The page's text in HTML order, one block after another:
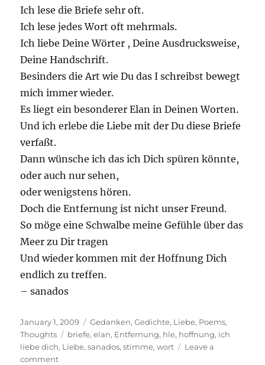
Ich lese die Briefe sehr oft.
Ich lese jedes Wort oft mehrmals.
Ich liebe Deine Wörter , Deine Ausdrucksweise,
Deine Handschrift.
Besinders die Art wie Du das I schreibst bewegt
mich immer wieder.
Es liegt ein besonderer Elan in Deinen Worten.
Und ich erlebe die Liebe mit der Du diese Briefe
verfaßt.
Dann wünsche ich das ich Dich spüren könnte,
oder auch nur sehen,
oder wenigstens hören.
Doch die Entfernung ist nicht unser Freund.
So möge eine Schwalbe meine Gefühle über das
Meer zu Dir tragen
Und wieder kommen mit der Hoffnung Dich
endlich zu treffen.
– sanados
Posted
on
January 1, 2009 Categories
Gedanken,Gedichte, Liebe, Poems,
Thoughts
Tags
briefe,elan, Entfernung, hle, hoffnung, ich
liebe dich, Liebe,sanados,stimme,wort
Leave a
commenton